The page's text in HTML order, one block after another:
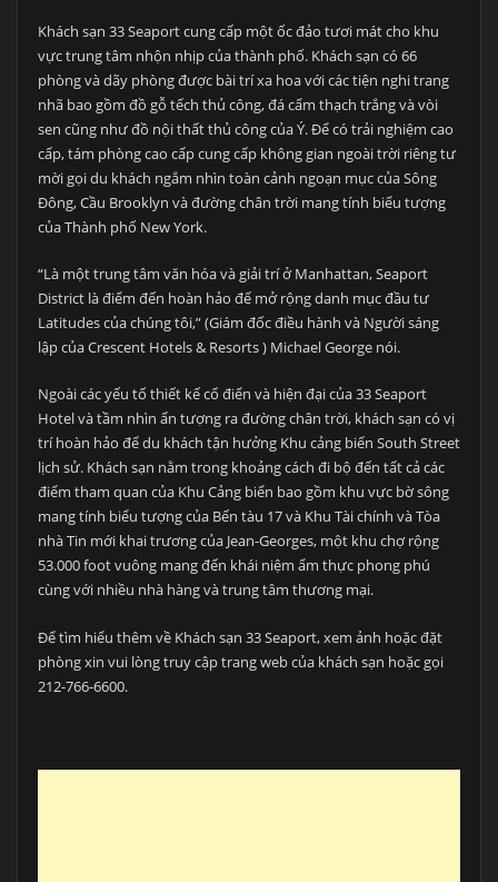
Khách sạn 33 Seaport cung cấp một ốc đảo tươi mát cho khu
vực trung tâm nhộn nhịp của thành phố. Khách sạn có 66
phòng và dãy phòng được bài trí xa hoa với các tiện nghi trang
nhã bao gồm đồ gỗ tếch thủ công, đá cẩm thạch trắng và vòi
sen cũng như đồ nội thất thủ công của Ý. Để có trải nghiệm cao
cấp, tám phòng cao cấp cung cấp không gian ngoài trời riêng tư
mời gọi du khách ngắm nhìn toàn cảnh ngoạn mục của Sông
Đông, Cầu Brooklyn và đường chân trời mang tính biểu tượng
của Thành phố New York.
“Là một trung tâm văn hóa và giải trí ở Manhattan, Seaport
District là điểm đến hoàn hảo để mở rộng danh mục đầu tư
Latitudes của chúng tôi,” (Giám đốc điều hành và Người sáng
lập của Crescent Hotels & Resorts ) Michael George nói.
Ngoài các yếu tố thiết kế cổ điển và hiện đại của 33 Seaport
Hotel và tầm nhìn ấn tượng ra đường chân trời, khách sạn có vị
trí hoàn hảo để du khách tận hưởng Khu cảng biển South Street
lịch sử. Khách sạn nằm trong khoảng cách đi bộ đến tất cả các
điểm tham quan của Khu Cảng biển bao gồm khu vực bờ sông
mang tính biểu tượng của Bến tàu 17 và Khu Tài chính và Tòa
nhà Tin mới khai trương của Jean-Georges, một khu chợ rộng
53.000 foot vuông mang đến khái niệm ẩm thực phong phú
cùng với nhiều nhà hàng và trung tâm thương mại.
Để tìm hiểu thêm về Khách sạn 33 Seaport, xem ảnh hoặc đặt
phòng xin vui lòng truy cập trang web của khách sạn hoặc gọi
212-766-6600.